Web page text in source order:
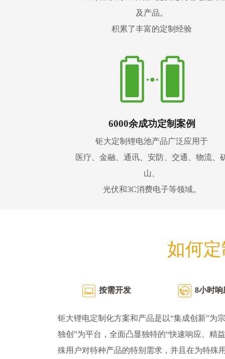
及产品。
积累了丰富的定制经验
6000余成功定制案例
钜大定制锂电池产品广泛应用于
医疗、金融、通讯、安防、交通、物流、
山、
光伏和3C消费电子等领域。
如何
按需开发 8小时响
钜大锂电定制化方案和产品是以“集成创新”为
独创”为平台，全面凸显独特的“快速响应、精
殊用户对特种产品的特别需求，并且在为特殊